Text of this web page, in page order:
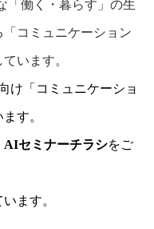
「働く・暮らす」の生
コミュニケーション
います。
け「コミュニケーショ
す。
AIセミナーチラシをご
ます。